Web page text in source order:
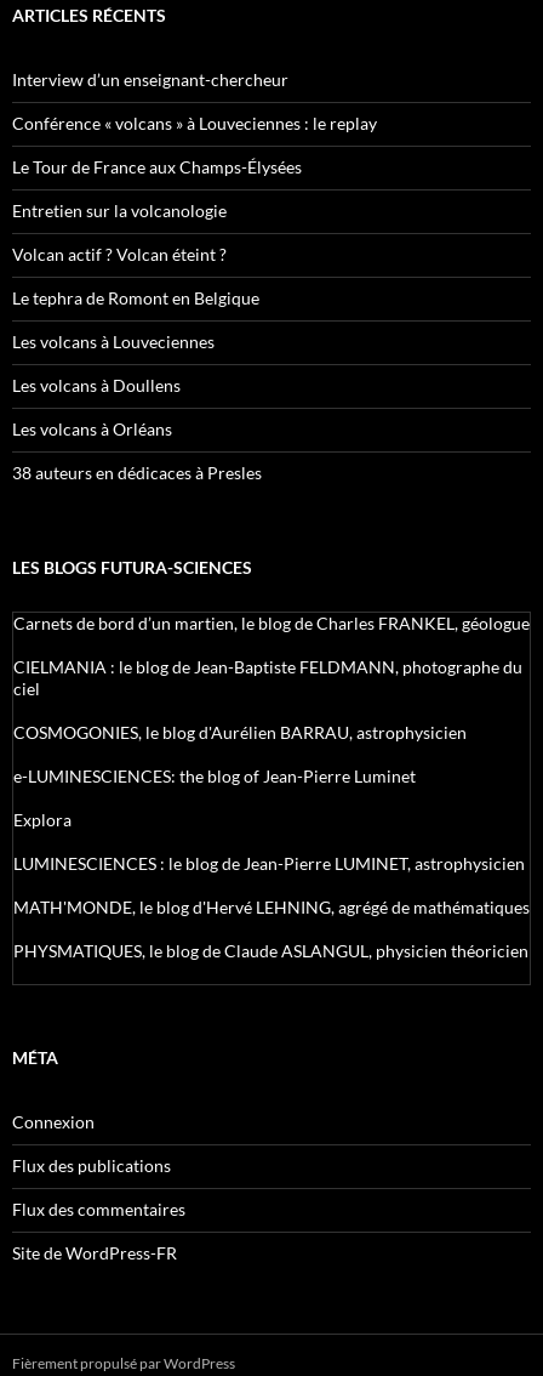
ARTICLES RÉCENTS
Interview d’un enseignant-chercheur
Conférence « volcans » à Louveciennes : le replay
Le Tour de France aux Champs-Élysées
Entretien sur la volcanologie
Volcan actif ? Volcan éteint ?
Le tephra de Romont en Belgique
Les volcans à Louveciennes
Les volcans à Doullens
Les volcans à Orléans
38 auteurs en dédicaces à Presles
LES BLOGS FUTURA-SCIENCES
Carnets de bord d’un martien, le blog de Charles FRANKEL, géologue
CIELMANIA : le blog de Jean-Baptiste FELDMANN, photographe du
ciel
COSMOGONIES, le blog d'Aurélien BARRAU, astrophysicien
e-LUMINESCIENCES: the blog of Jean-Pierre Luminet
Explora
LUMINESCIENCES : le blog de Jean-Pierre LUMINET, astrophysicien
MATH'MONDE, le blog d'Hervé LEHNING, agrégé de mathématiques
PHYSMATIQUES, le blog de Claude ASLANGUL, physicien théoricien
MÉTA
Connexion
Flux des publications
Flux des commentaires
Site de WordPress-FR
Fièrement propulsé par WordPress